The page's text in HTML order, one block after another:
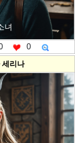
녀
0
세리나